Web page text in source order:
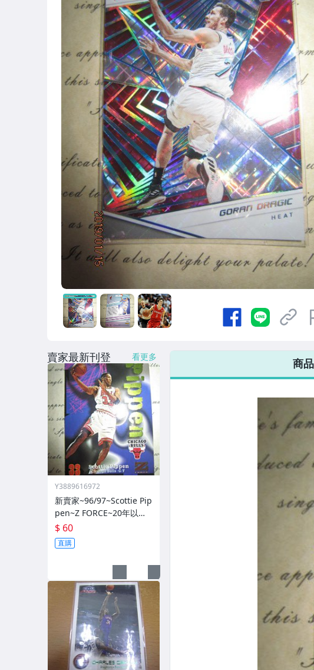
商
賣家最新刊登 看更多
Y3889616972
新賣家~96/97~Scottie Pip
pen~Z FORCE~20年以上
歷史~無限量~
$ 60
直購